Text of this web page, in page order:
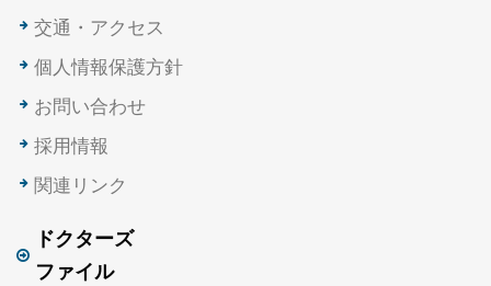
交通・アクセス
個人情報保護方針
お問い合わせ
採用情報
関連リンク
ドクターズ
ファイル